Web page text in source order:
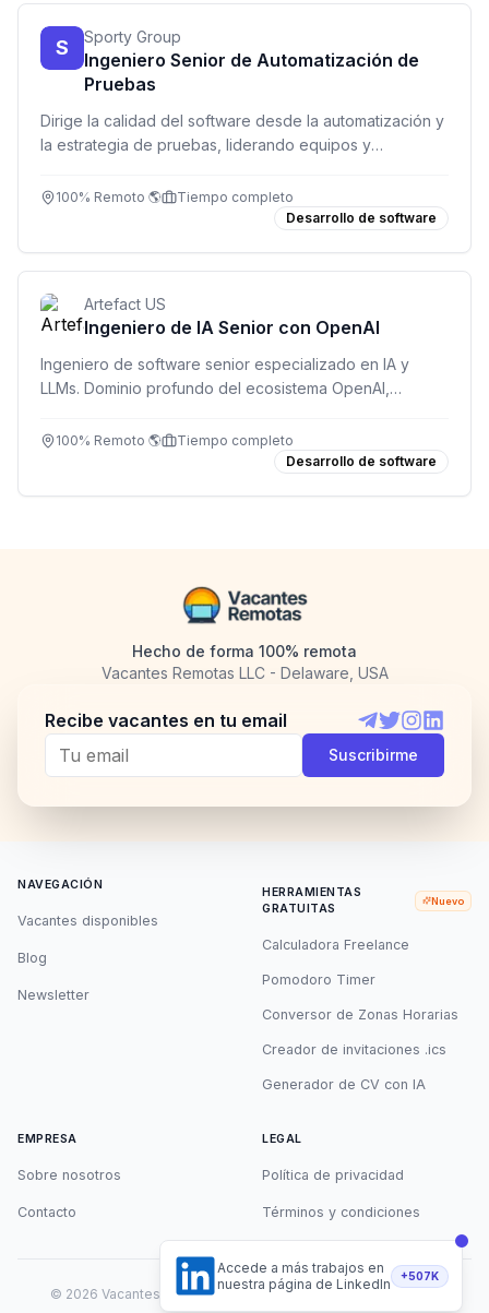
S Sporty Group
Ingeniero Senior de Automatización de
Pruebas
Dirige la calidad del software desde la automatización y
la estrategia de pruebas, liderando equipos y
100% Remoto 🌎
Tiempo completo
Desarrollo de software
Artefact US
Ingeniero de IA Senior con OpenAI
Ingeniero de software senior especializado en IA y
LLMs. Dominio profundo del ecosistema OpenAI,
producción. Inglés fluido C1/C2 obligatorio.
100% Remoto 🌎
Tiempo completo
Desarrollo de software
Hecho de forma 100% remota
Vacantes Remotas LLC - Delaware, USA
Recibe vacantes en tu email
Telegram
TwitterInstagram
Suscribirme
NAVEGACIÓN
Vacantes disponibles
Blog
Newsletter
HERRAMIENTAS
GRATUITAS
Nuevo
Calculadora Freelance
Pomodoro Timer
Conversor de Zonas Horarias
Creador de invitaciones .ics
Generador de CV con IA
EMPRESA
Sobre nosotros
Contacto
LEGAL
Política de privacidad
Términos y condiciones
© 2026 Vacantes Remotas. Todos los derechos reservados.
Accede a más trabajos en
nuestra página de LinkedIn
+507K